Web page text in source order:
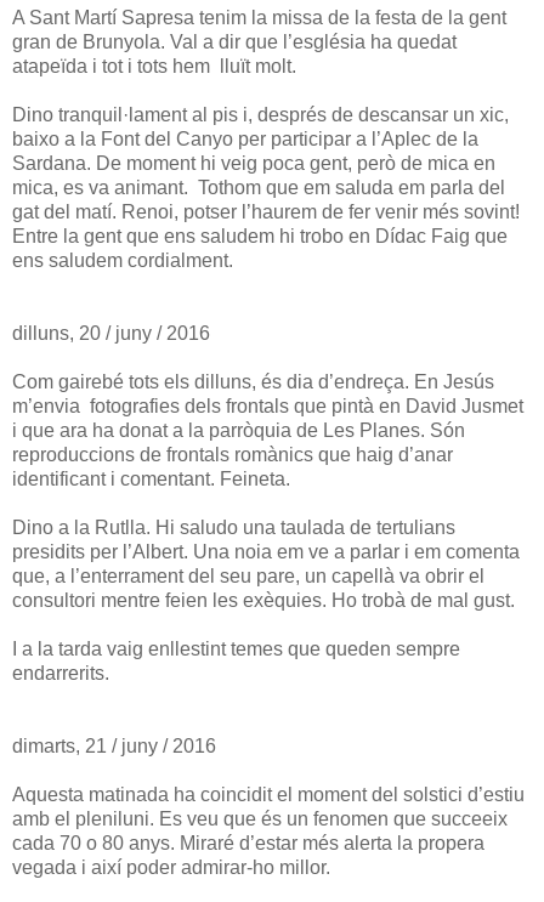
A Sant Martí Sapresa tenim la missa de la festa de la gent
gran de Brunyola. Val a dir que l’església ha quedat
atapeïda i tot i tots hem lluït molt.
Dino tranquil·lament al pis i, després de descansar un xic,
baixo a la Font del Canyo per participar a l’Aplec de la
Sardana. De moment hi veig poca gent, però de mica en
mica, es va animant. Tothom que em saluda em parla del
gat del matí. Renoi, potser l’haurem de fer venir més sovint!
Entre la gent que ens saludem hi trobo en Dídac Faig que
ens saludem cordialment.
dilluns, 20 / juny / 2016
Com gairebé tots els dilluns, és dia d’endreça. En Jesús
m’envia fotografies dels frontals que pintà en David Jusmet
i que ara ha donat a la parròquia de Les Planes. Són
reproduccions de frontals romànics que haig d’anar
identificant i comentant. Feineta.
Dino a la Rutlla. Hi saludo una taulada de tertulians
presidits per l’Albert. Una noia em ve a parlar i em comenta
que, a l’enterrament del seu pare, un capellà va obrir el
consultori mentre feien les exèquies. Ho trobà de mal gust.
I a la tarda vaig enllestint temes que queden sempre
endarrerits.
dimarts, 21 / juny / 2016
Aquesta matinada ha coincidit el moment del solstici d’estiu
amb el pleniluni. Es veu que és un fenomen que succeeix
cada 70 o 80 anys. Miraré d’estar més alerta la propera
vegada i així poder admirar-ho millor.